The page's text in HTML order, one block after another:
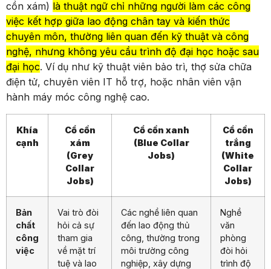
cồn xám) là thuật ngữ chỉ những người làm các công
việc kết hợp giữa lao động chân tay và kiến thức
chuyên môn, thường liên quan đến kỹ thuật và công
nghệ, nhưng không yêu cầu trình độ đại học hoặc sau
đại học. Ví dụ như kỹ thuật viên bảo trì, thợ sửa chữa
điện tử, chuyên viên IT hỗ trợ, hoặc nhân viên vận
hành máy móc công nghệ cao.
Khía
cạnh
Cổ cồn
xám
(Grey
Collar
Jobs)
Cổ cồn xanh
(Blue Collar
Jobs)
Cổ cồn
trắng
(White
Collar
Jobs)
Bản
chất
công
việc
Vai trò đòi
hỏi cả sự
tham gia
về mặt trí
tuệ và lao
Các nghề liên quan
đến lao động thủ
công, thường trong
môi trường công
nghiệp, xây dựng
Nghề
văn
phòng
đòi hỏi
trình độ